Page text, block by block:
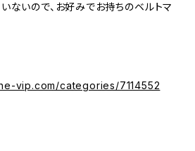
ないので、お好みでお持ちのベルトマ
vip.com/categories/7114552